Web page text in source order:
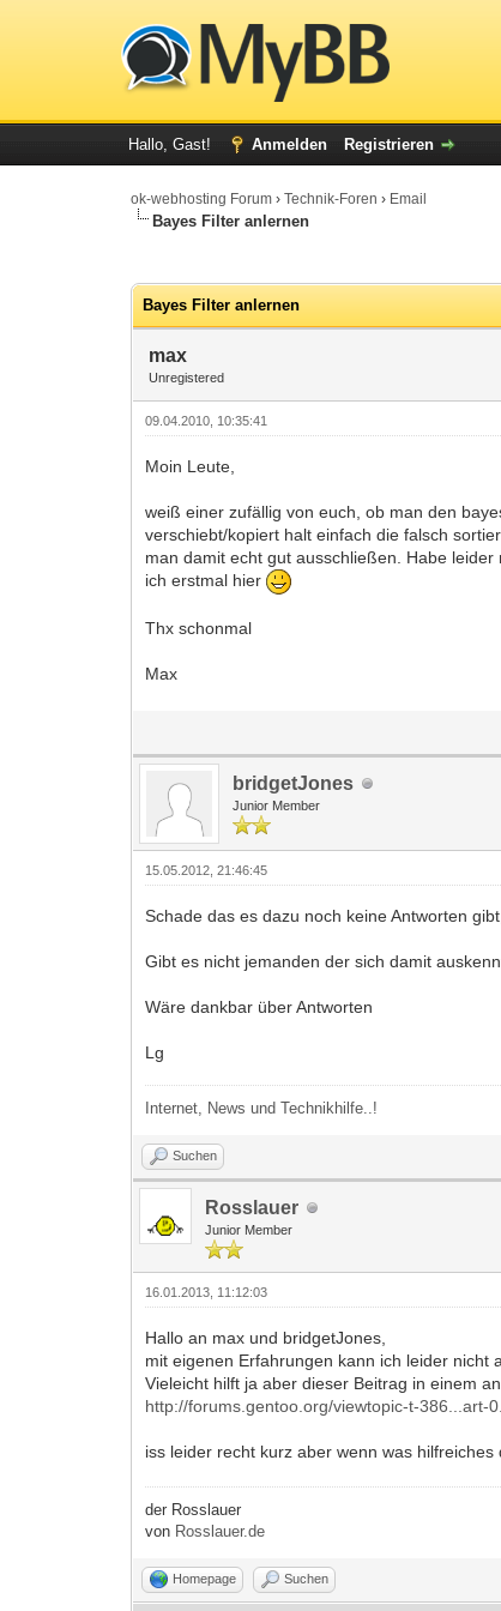
Hallo, Gast! Anmelden Registrieren
ok-webhosting Forum ›Technik-Foren › Email
Bayes Filter anlernen
Bayes Filter anlernen
max
Unregistered
09.04.2010, 10:35:41
Moin Leute,
weiß einer zufällig von euch, ob man den
verschiebt/kopiert halt einfach die falsch
man damit echt gut ausschließen. Habe
ich erstmal hier
Thx schonmal
Max
bridgetJones
Junior Member
15.05.2012, 21:46:45
Schade das es dazu noch keine Antworten
Gibt es nicht jemanden der sich damit
Wäre dankbar über Antworten
Lg
Internet, News und Technikhilfe..!
Suchen
Rosslauer
Junior Member
16.01.2013, 11:12:03
Hallo an max und bridgetJones,
mit eigenen Erfahrungen kann ich leider nicht
Vieleicht hilft ja aber dieser Beitrag in einem
http://forums.gentoo.org/viewtopic-t-386...art-
iss leider recht kurz aber wenn was
der Rosslauer
von Rosslauer.de
Homepage Suchen